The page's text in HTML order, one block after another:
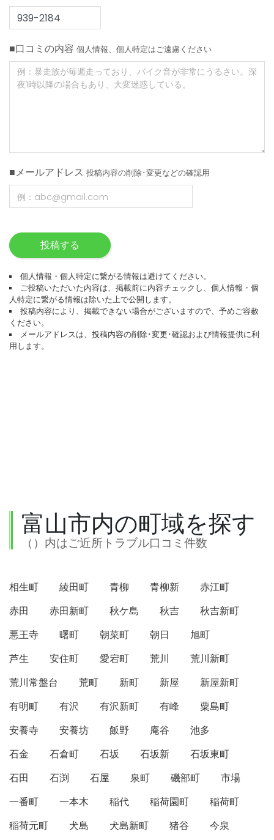
■口コミの内容 個人情報、個人特定はご遠慮ください
■メールアドレス 投稿内容の削除･変更などの確認用
投稿する
個人情報・個人特定に繋がる情報は避けてください。
ご投稿いただいた内容は、掲載前に内容チェックし、個人情報・個
人特定に繋がる情報は除いた上で公開します。
投稿内容により、掲載できない場合がございますので、予めご容赦
ください。
メールアドレスは、投稿内容の削除･変更･確認および情報提供に利
用します。
富山市内の町域を探す
（）内はご近所トラブル口コミ件数
相生町 綾田町 青柳 青柳新
赤江町
赤田
赤田新町 秋ケ島 秋吉
秋吉新町
悪王寺
曙町 朝菜町 朝日
旭町
芦生
安住町 愛宕町 荒川
荒川新町
荒川常盤台
荒町 新町 新屋
新屋新町
有明町
有沢 有沢新町 有峰
粟島町
安養寺
安養坊 飯野 庵谷
池多
石金
石倉町 石坂 石坂新
石坂東町
石田
石渕 石屋 泉町 磯部町
市場
一番町
一本木 稲代 稲荷園町
稲荷町
稲荷元町
犬島 犬島新町 猪谷
今泉